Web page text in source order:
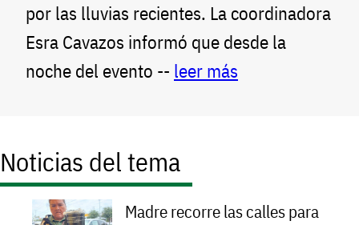
por las lluvias recientes. La coordinadora
Esra Cavazos informó que desde la
noche del evento -- leer más
Noticias del tema
Madre recorre las calles para